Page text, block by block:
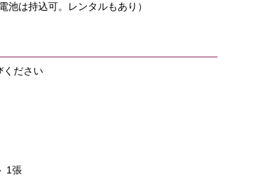
池は持込可。レンタルもあり）
ください
1張